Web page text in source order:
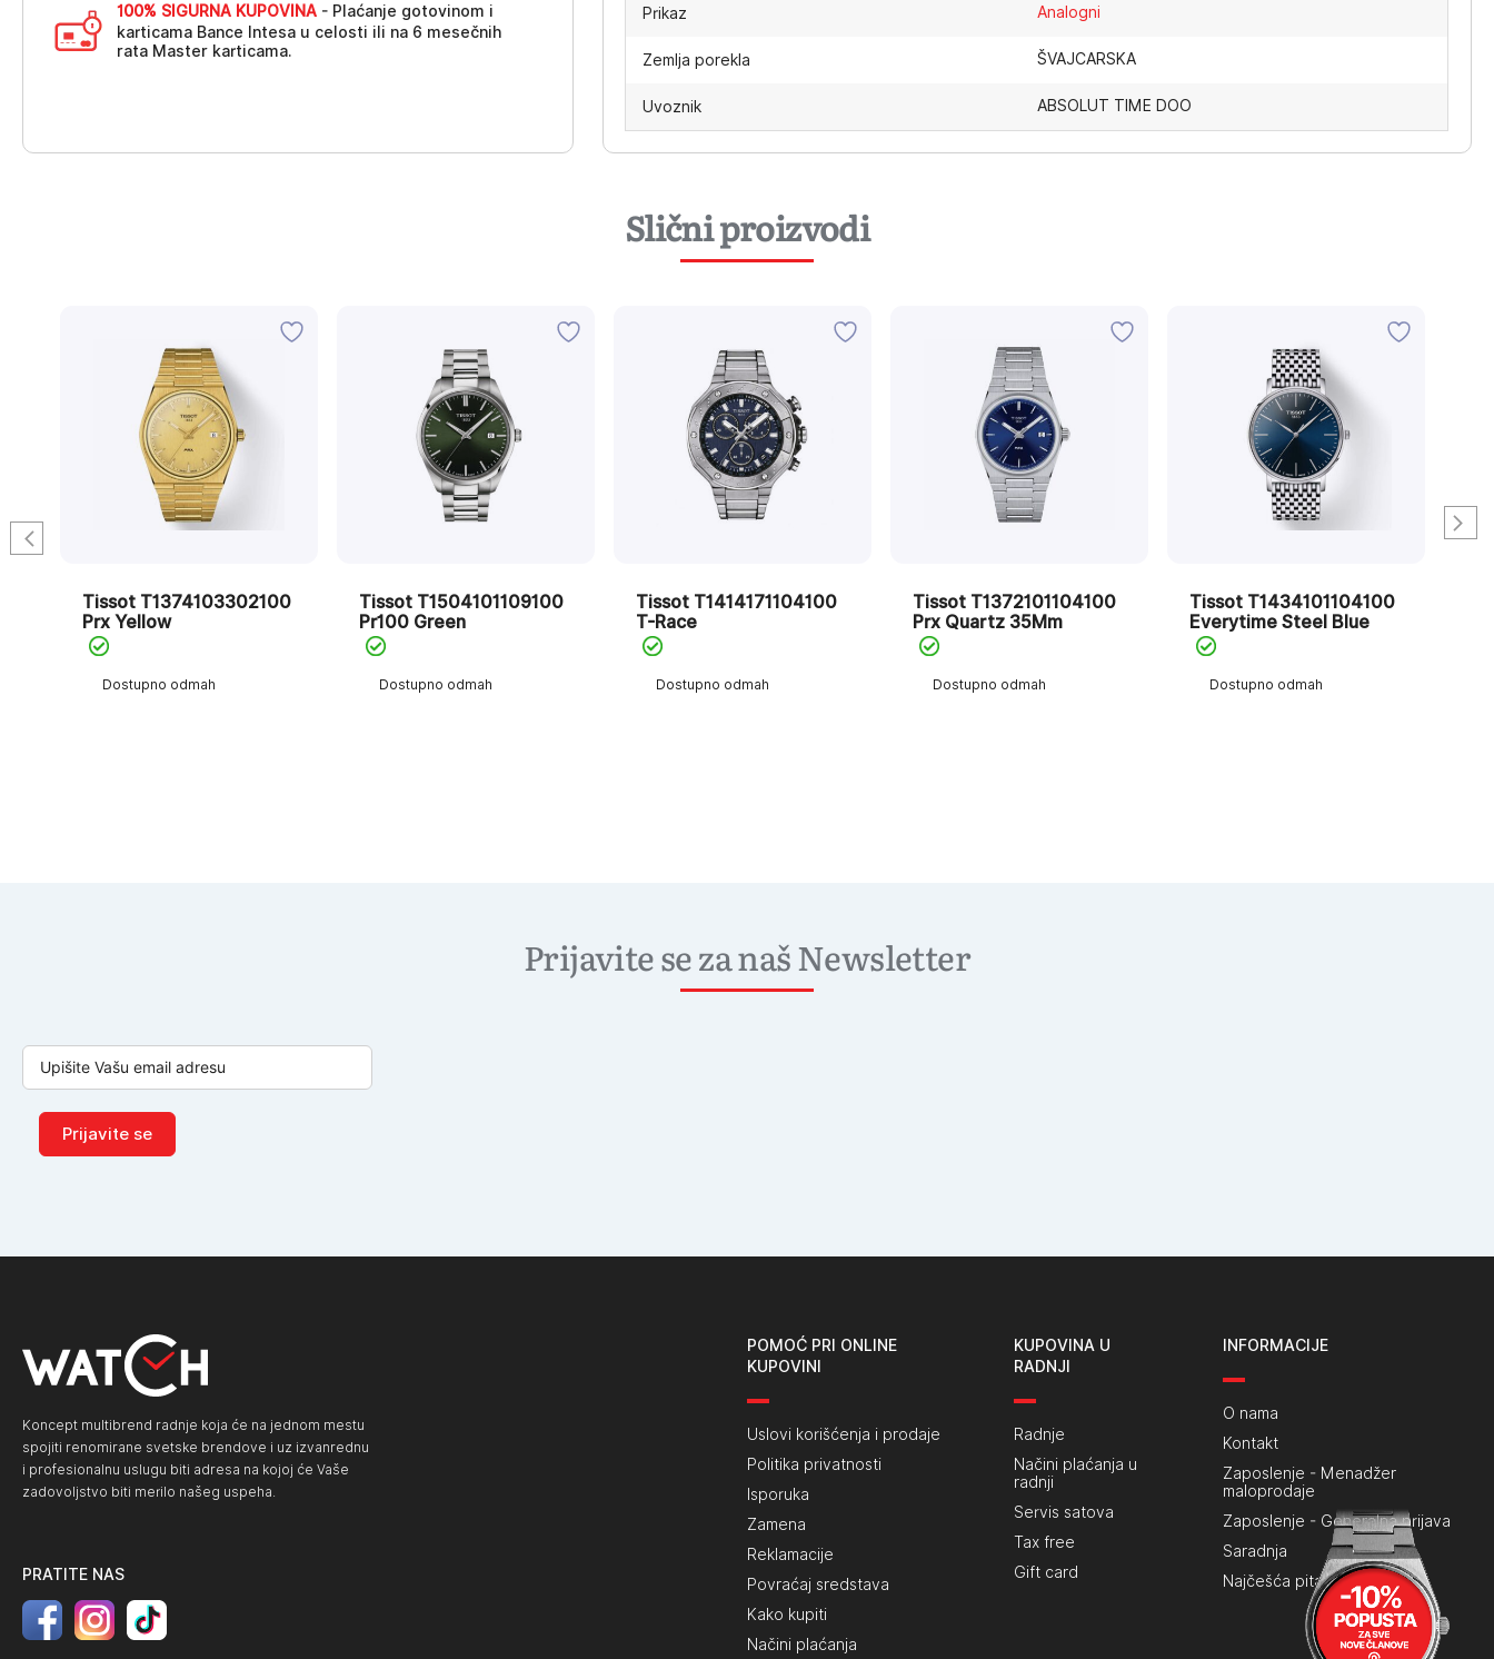
100% SIGURNA KUPOVINA - Plaćanje gotovinom i
karticama Bance Intesa u celosti ili na 6 mesečnih
rata Master karticama.
Prikaz Analogni
Zemlja porekla ŠVAJCARSKA
Uvoznik ABSOLUT TIME DOO
Slični proizvodi
Dostupno odmah
Tissot T1374103302100
Prx Yellow
Dostupno odmah
Tissot T1504101109100
Pr100 Green
Dostupno odmah
Tissot T1414171104100
T-Race
Dostupno odmah
Tissot T1372101104100
Prx Quartz 35Mm
Dostupno odmah
Tissot T1434101104100
Everytime Steel Blue
Prijavite se za naš Newsletter
Prijavite se
Koncept multibrend radnje koja će na jednom mestu
spojiti renomirane svetske brendove i uz izvanrednu
i profesionalnu uslugu biti adresa na kojoj će Vaše
zadovoljstvo biti merilo našeg uspeha.
PRATITE NAS
POMOĆ PRI ONLINE
KUPOVINI
Uslovi korišćenja i prodaje
Politika privatnosti
Isporuka
Zamena
Reklamacije
Povraćaj sredstava
Kako kupiti
Načini plaćanja
KUPOVINA U
RADNJI
Radnje
Načini plaćanja u
radnji
Servis satova
Tax free
Gift card
INFORMACIJE
O nama
Kontakt
Zaposlenje - Menadžer
maloprodaje
Zaposlenje - Generalna prijava
Saradnja
Najčešća pitanja